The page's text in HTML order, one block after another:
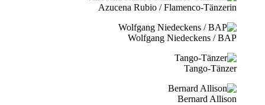
Azucena Rubio / Flamenco-Tänzerin
Wolfgang Niedeckens / BAP
Tango-Tänzer
Bernard Allison